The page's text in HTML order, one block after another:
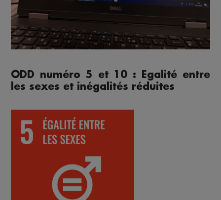
ODD numéro 5 et 10 : Egalité entre
les sexes et inégalités réduites